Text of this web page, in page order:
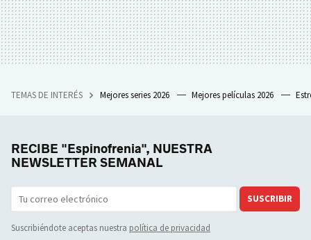
TEMAS DE INTERÉS Mejores series 2026 Mejores películas 2026
RECIBE "Espinofrenia", NUESTRA
NEWSLETTER SEMANAL
SUSCRIBIR
Suscribiéndote aceptas nuestra política de privacidad